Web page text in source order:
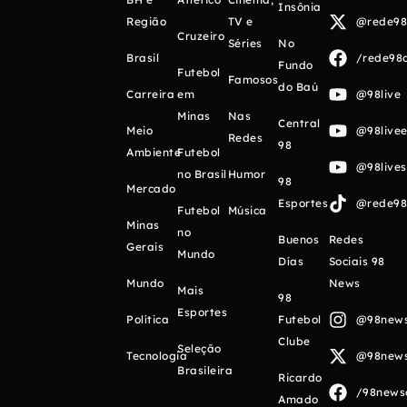
Região
Brasil
Carreira
Meio
Ambiente
Mercado
Minas
Gerais
Mundo
Política
Tecnologia
Cruzeiro
Futebol
em
Minas
Futebol
no Brasil
Futebol
no
Mundo
Mais
Esportes
Seleção
Brasileira
TV e
Séries
Famosos
Nas
Redes
Humor
Música
Insônia
No
Fundo
do Baú
Central
98
98
Esportes
Buenos
Días
98
Futebol
Clube
Ricardo
Amado
/
@98live
Redes
Sociais 98
News
/